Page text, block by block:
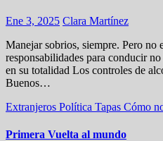
Ene 3, 2025 Clara Martínez
Manejar sobrios, siempre. Pero no
responsabilidades para conducir
en su totalidad Los controles de
Buenos…
Extranjeros Política Tapas Cómo
Primera Vuelta al mundo